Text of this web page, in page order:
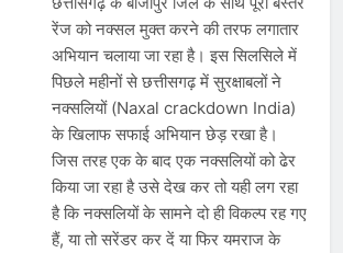
देशभर में विशेष कार्यक्रमों के जरिए भारतीय
बुनकरों और पारंपरिक वस्त्रों को मिलेगा बढ़ावा
August 2, 2026
प्रधानमंत्री नरेंद्र मोदी ने भोगापुरम
अंतरराष्ट्रीय हवाई अड्डे का उद्घाटन किया,
आंध्र प्रदेश में ₹18,000 करोड़ की विकास
परियोजनाओं की शुरुआत
August 2, 2026
केंद्र सरकार ने विस्तारित Khelo India
Scheme को मंजूरी दी, खेल ढाँचे को मजबूत
करने के लिए ₹36,441 करोड़ का बड़ा
August 1, 2026
रेंज को नक्सल मुक्त करने की तरफ लगातार
अभियान चलाया जा रहा है। इस सिलसिले में
पिछले महीनों से छत्तीसगढ़ में सुरक्षाबलों ने
नक्सलियों (Naxal crackdown India)
के खिलाफ सफाई अभियान छेड़ रखा है।
जिस तरह एक के बाद एक नक्सलियों को ढेर
किया जा रहा है उसे देख कर तो यही लग रहा
है कि नक्सलियों के सामने दो ही विकल्प रह गए
हैं, या तो सरेंडर कर दें या फिर यमराज के